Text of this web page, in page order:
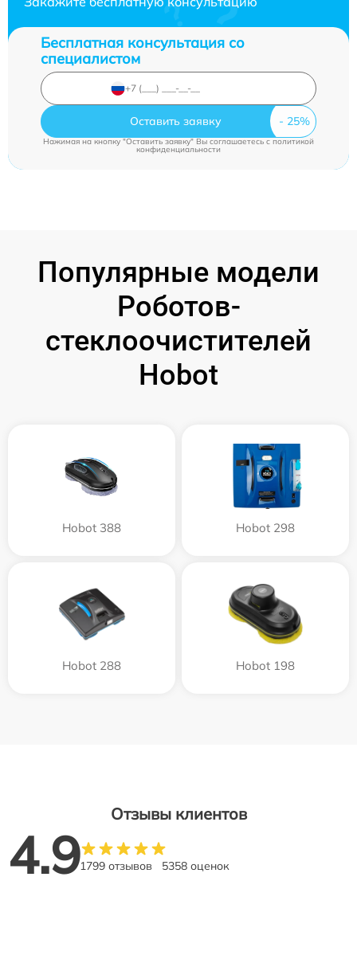
Бесплатная консультация со
специалистом
Оставить заявку
Нажимая на кнопку "Оставить заявку" Вы соглашаетесь cполитикой
конфиденциальности
Популярные модели
Роботов-
стеклоочистителей
Hobot
Hobot 388 Hobot 298
Hobot 288 Hobot 198
Отзывы клиентов
4.91799 отзывов 5358 оценок